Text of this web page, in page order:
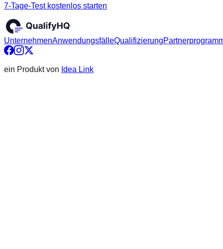
7-Tage-Test kostenlos starten
UnternehmenAnwendungsfälleQualifizierung
ein Produkt von Idea Link